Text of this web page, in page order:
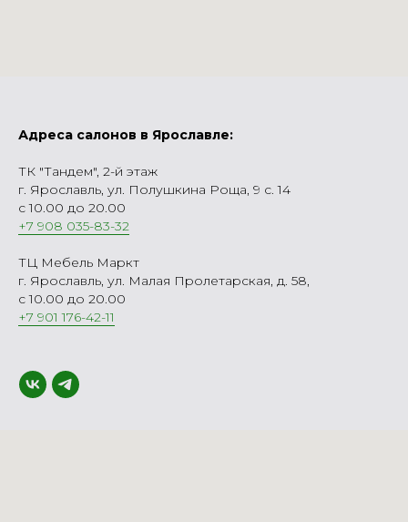
Адреса салонов в Ярославле:
ТК "Тандем", 2-й этаж
г. Ярославль, ул. Полушкина Роща, 9 с. 14
с 10.00 до 20.00
+7 908 035-83-32
ТЦ Мебель Маркт
г. Ярославль, ул. Малая Пролетарская, д. 58,
с 10.00 до 20.00
+7 901 176-42-11